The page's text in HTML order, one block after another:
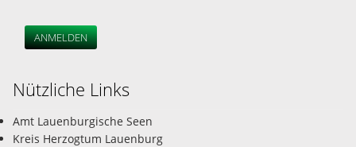
ANMELDEN
Nützliche Links
Amt Lauenburgische Seen
Kreis Herzogtum Lauenburg